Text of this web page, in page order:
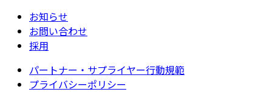
お知らせ
お問い合わせ
採用
パートナー・サプライヤー行動規範
プライバシーポリシー